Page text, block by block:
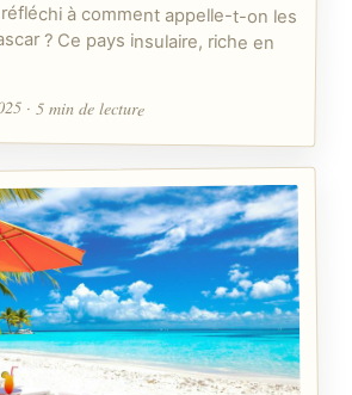
à comment appelle-t-on les
? Ce pays insulaire, riche en
· 5 min de lecture